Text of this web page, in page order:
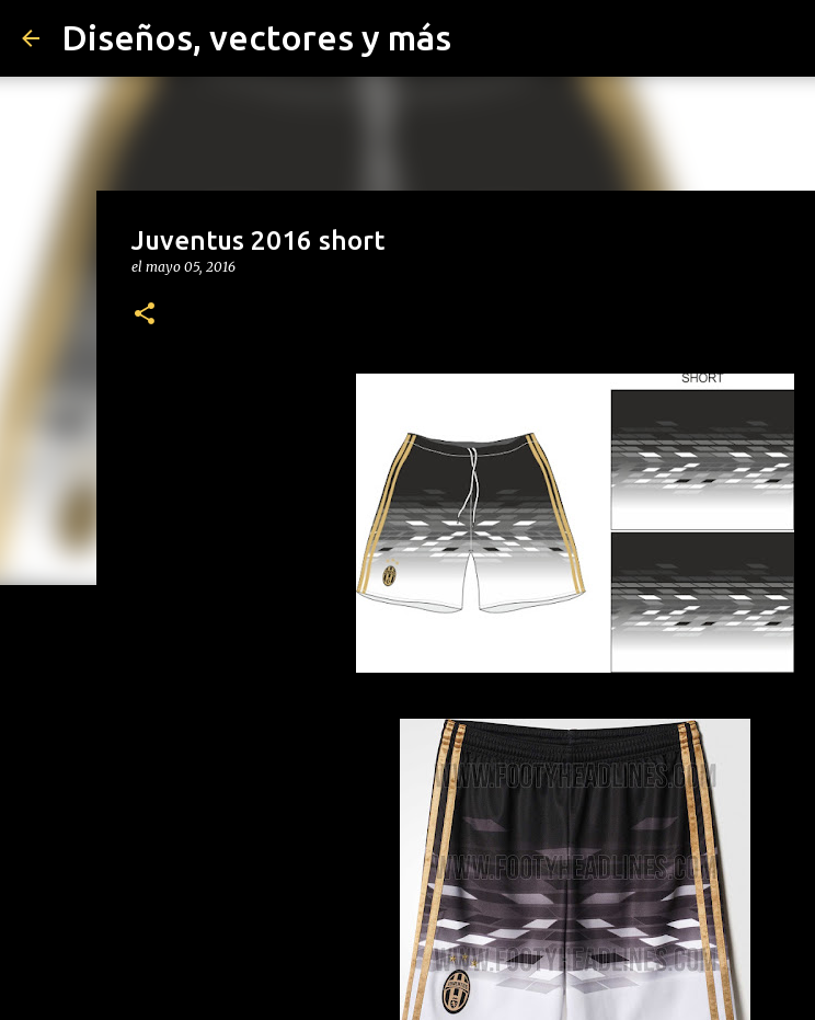
Diseños, vectores y más
Juventus 2016 short
el mayo 05, 2016